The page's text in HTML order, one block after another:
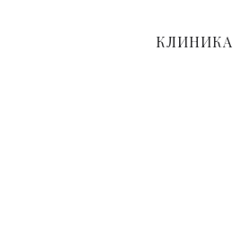
КЛИНИКА